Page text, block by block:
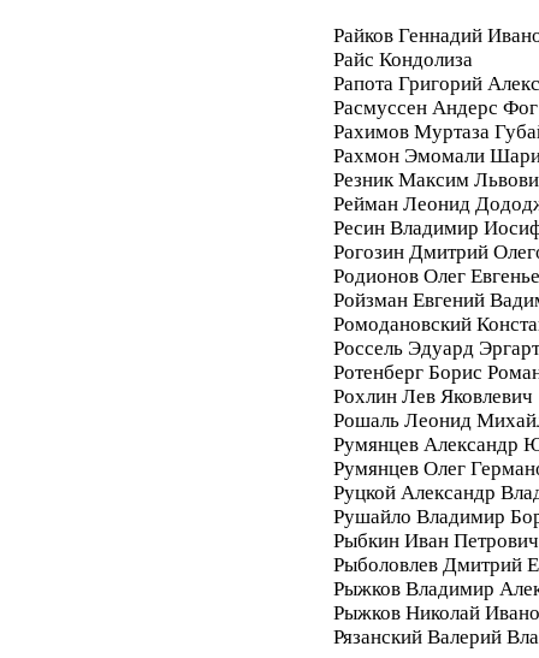
Райков Геннадий
Райс Кондолиза
Рапота Григорий
Расмуссен Андерс Фог
Рахимов Муртаза
Рахмон Эмомали
Резник Максим
Рейман Леонид
Ресин Владимир
Рогозин Дмитрий
Родионов Олег
Ройзман Евгений
Ромодановский
Россель Эдуард
Ротенберг Борис
Рохлин Лев Яковлевич
Рошаль Леонид
Румянцев Александр
Румянцев Олег
Руцкой Александр
Рушайло Владимир
Рыбкин Иван Петрович
Рыболовлев Дмитрий
Рыжков Владимир
Рыжков Николай
Рязанский Валерий